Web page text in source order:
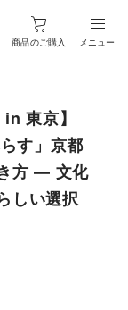
商品のご購入 メニュー
東京】
す」京都
方 ― 文化
しい選択